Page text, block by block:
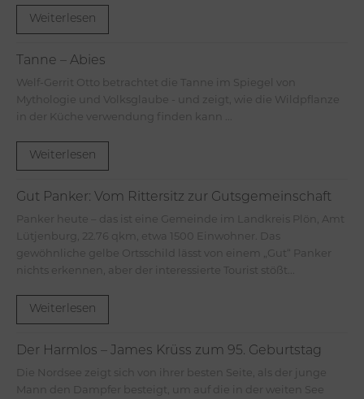
Weiterlesen
Tanne – Abies
Welf-Gerrit Otto betrachtet die Tanne im Spiegel von
Mythologie und Volksglaube - und zeigt, wie die Wildpflanze
in der Küche verwendung finden kann ...
Weiterlesen
Gut Panker: Vom Rittersitz zur Gutsgemeinschaft
Panker heute – das ist eine Gemeinde im Landkreis Plön, Amt
Lütjenburg, 22.76 qkm, etwa 1500 Einwohner. Das
gewöhnliche gelbe Ortsschild lässt von einem „Gut“ Panker
nichts erkennen, aber der interessierte Tourist stößt...
Weiterlesen
Der Harmlos – James Krüss zum 95. Geburtstag
Die Nordsee zeigt sich von ihrer besten Seite, als der junge
Mann den Dampfer besteigt, um auf die in der weiten See